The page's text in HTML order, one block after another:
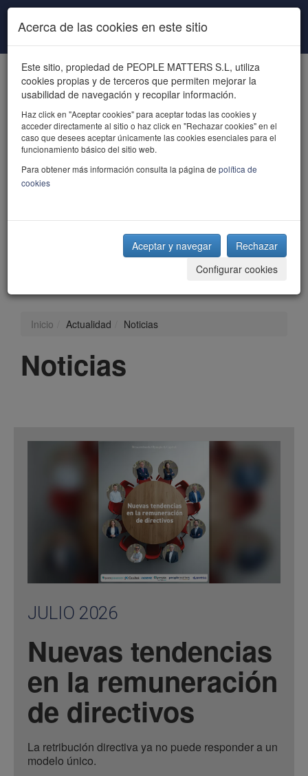
Pasar al contenido principal
powered by talent
Inicio Actualidad Noticias
Noticias
JULIO 2026
Nuevas tendencias
en la remuneración
de directivos
La retribución directiva ya no puede responder a un
modelo único.
Acerca de las cookies en este sitio
Este sitio, propiedad de PEOPLE MATTERS S.L, utiliza
cookies propias y de terceros que permiten mejorar la
usabilidad de navegación y recopilar información.
Haz click en "Aceptar cookies" para aceptar todas las cookies y
acceder directamente al sitio o haz click en "Rechazar cookies" en el
caso que desees aceptar únicamente las cookies esenciales para el
funcionamiento básico del sitio web.
Para obtener más información consulta la página de política de
cookies
Aceptar y navegar
Rechazar
Configurar cookies